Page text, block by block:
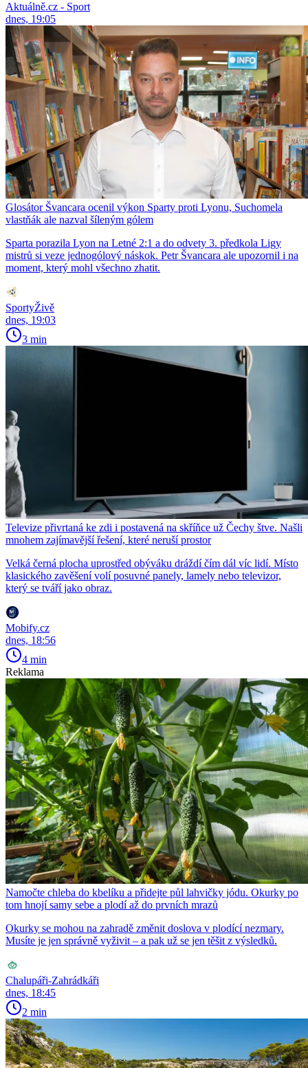
Aktuálně.cz - Sport
dnes, 19:05
Glosátor Švancara ocenil výkon Sparty proti Lyonu, Suchomela
vlastňák ale nazval šíleným gólem
Sparta porazila Lyon na Letné 2:1 a do odvety 3. předkola Ligy
mistrů si veze jednogólový náskok. Petr Švancara ale upozornil i na
moment, který mohl všechno zhatit.
SportyŽivě
dnes, 19:03
3 min
Televize přivrtaná ke zdi i postavená na skříňce už Čechy štve. Našli
mnohem zajímavější řešení, které neruší prostor
Velká černá plocha uprostřed obýváku dráždí čím dál víc lidí. Místo
klasického zavěšení volí posuvné panely, lamely nebo televizor,
který se tváří jako obraz.
Mobify.cz
dnes, 18:56
4 min
Reklama
Namočte chleba do kbelíku a přidejte půl lahvičky jódu. Okurky po
tom hnojí samy sebe a plodí až do prvních mrazů
Okurky se mohou na zahradě změnit doslova v plodící nezmary.
Musíte je jen správně vyživit – a pak už se jen těšit z výsledků.
Chalupáři-Zahrádkáři
dnes, 18:45
2 min